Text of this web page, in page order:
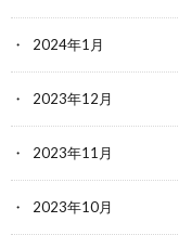
2024年1月
2023年12月
2023年11月
2023年10月